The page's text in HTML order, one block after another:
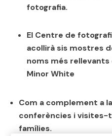
fotografia.
El Centre de
acollirà sis mostres
noms més rellevants
Minor White
Com a complement a
conferències i visites-
famílies.